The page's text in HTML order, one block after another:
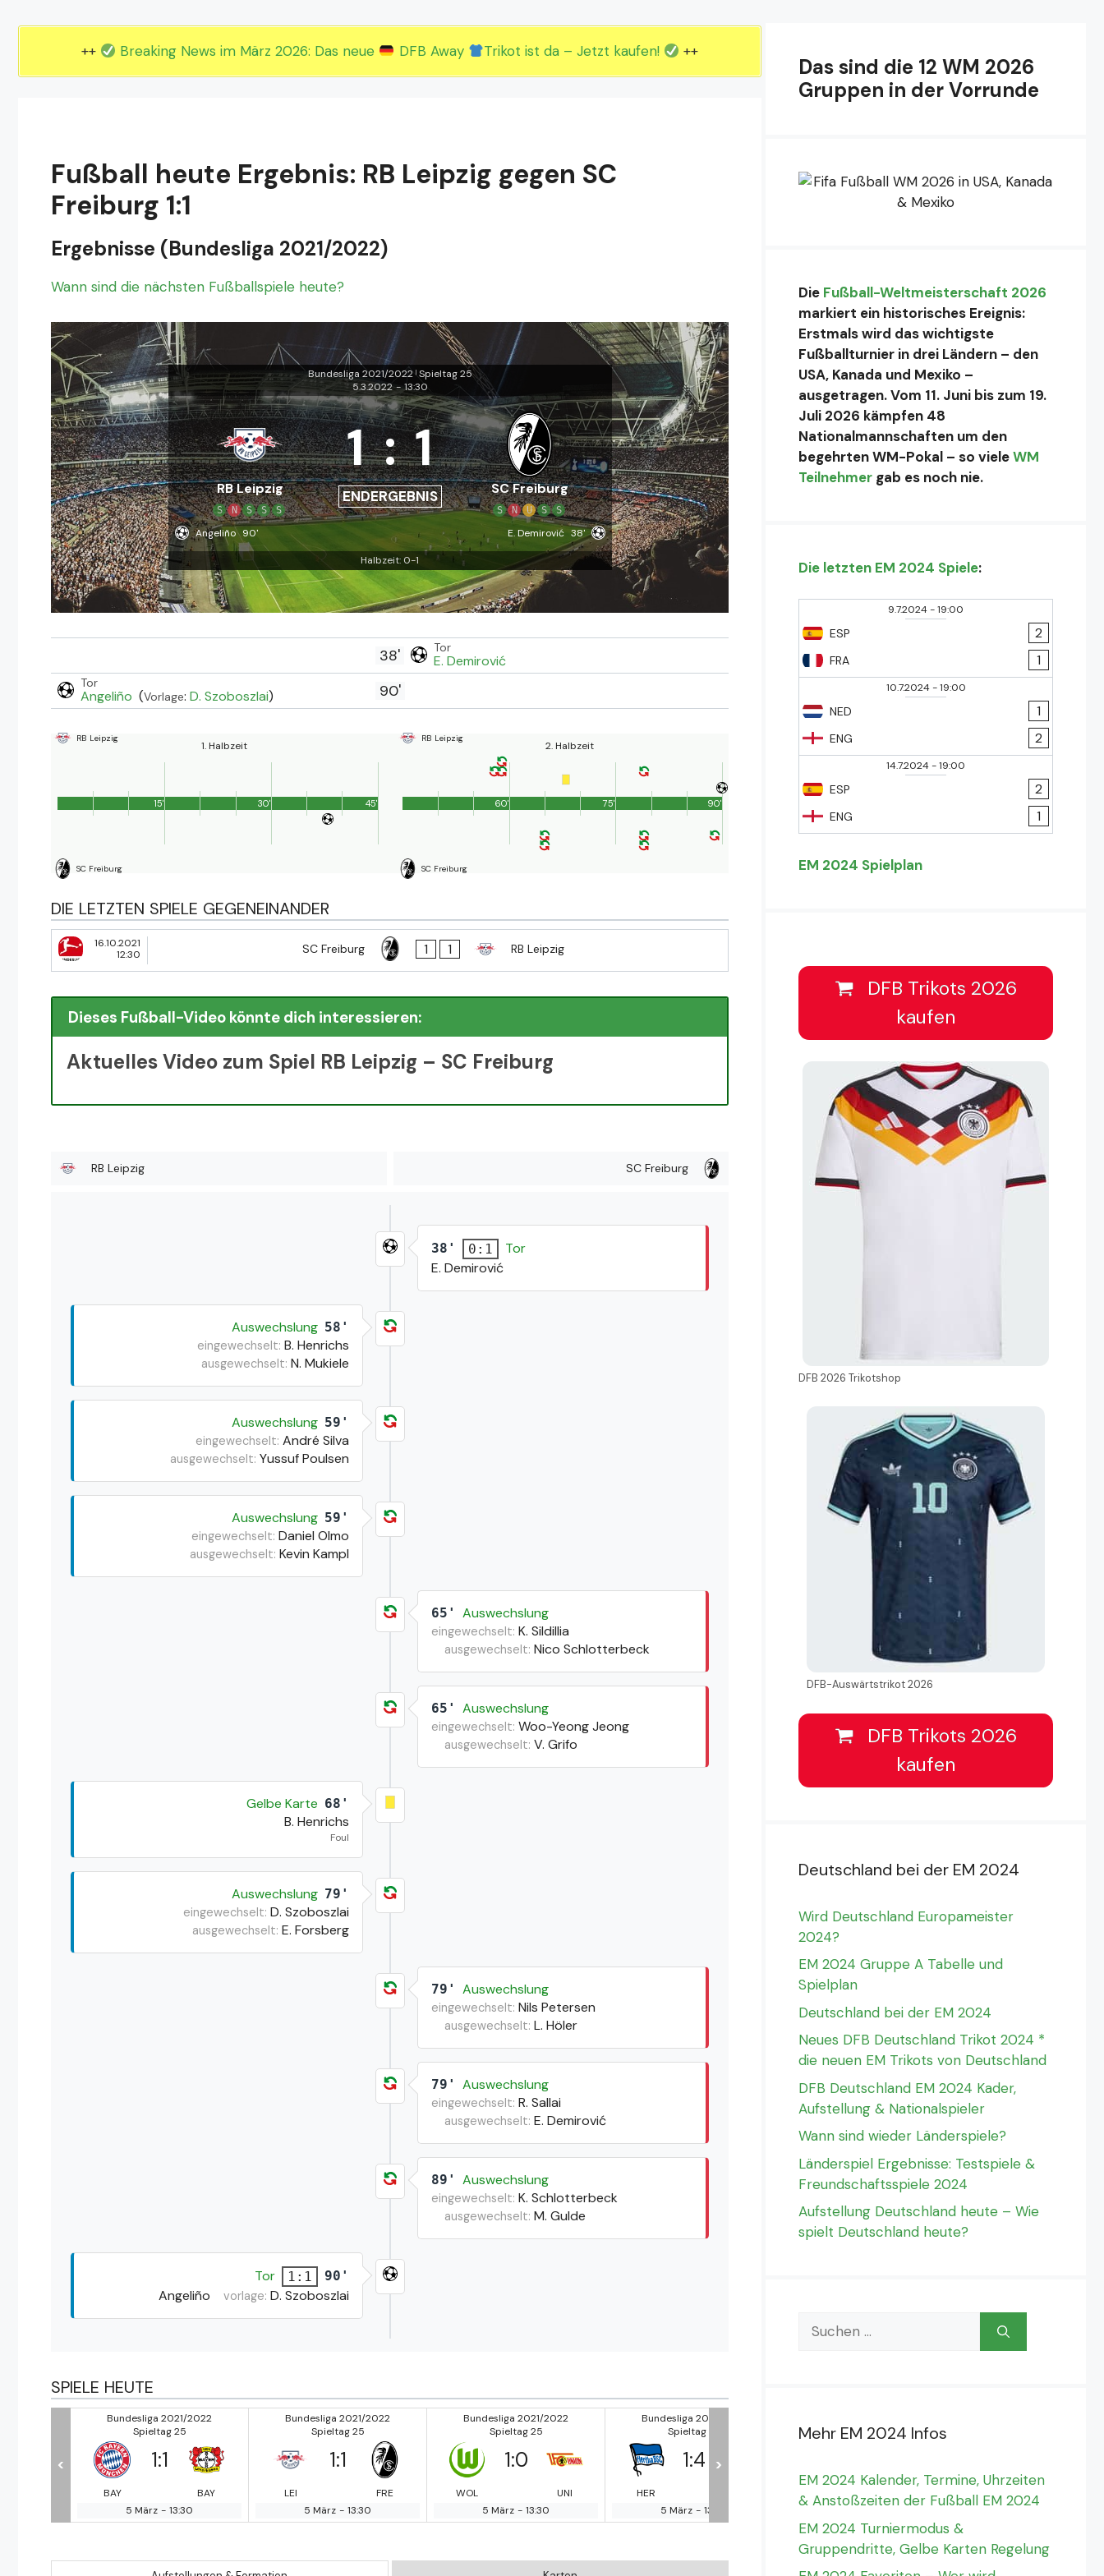
++ Breaking News im März 2026: Das neue DFB Away Trikot ist da – Jetzt kaufen! ++
Fußball heute Ergebnis: RB Leipzig gegen SC
Freiburg 1:1
Ergebnisse (Bundesliga 2021/2022)
Wann sind die nächsten Fußballspiele heute?
Bundesliga 2021/2022 | Spieltag 25
5.3.2022 - 13:30
RB Leipzig
S N S S S
1 : 1
ENDERGEBNIS SC Freiburg
S N U S S
Angeliño 90' E. Demirović 38'
Halbzeit: 0-1
38' Tor
E. Demirović
Tor
Angeliño (Vorlage: D. Szoboszlai) 90'
RB Leipzig
1. Halbzeit
SC Freiburg
45'
15' 30'
RB Leipzig
2. Halbzeit
SC Freiburg
90'
60' 75'
DIE LETZTEN SPIELE GEGENEINANDER
16.10.2021
12:30
SC Freiburg 1 1 RB Leipzig
Dieses Fußball-Video könnte dich interessieren:
Aktuelles Video zum Spiel RB Leipzig – SC Freiburg
RB Leipzig SC Freiburg
38' 0:1
Tor
E. Demirović
Auswechslung 58'
eingewechselt: B. Henrichs
ausgewechselt: N. Mukiele
Auswechslung 59'
eingewechselt: André Silva
ausgewechselt: Yussuf Poulsen
Auswechslung 59'
eingewechselt: Daniel Olmo
ausgewechselt: Kevin Kampl
65' Auswechslung
eingewechselt: K. Sildillia
ausgewechselt: Nico Schlotterbeck
65' Auswechslung
eingewechselt: Woo-Yeong Jeong
ausgewechselt: V. Grifo
Gelbe Karte 68'
B. Henrichs
Foul
Auswechslung 79'
eingewechselt: D. Szoboszlai
ausgewechselt: E. Forsberg
79' Auswechslung
eingewechselt: Nils Petersen
ausgewechselt: L. Höler
79' Auswechslung
eingewechselt: R. Sallai
ausgewechselt: E. Demirović
89' Auswechslung
eingewechselt: K. Schlotterbeck
ausgewechselt: M. Gulde
Tor 1:1 90'
Angeliño vorlage: D. Szoboszlai
SPIELE HEUTE
Bundesliga 2021/2022
Spieltag 25
BAY
1:1
BAY
5 März - 13:30
Bundesliga 2021/2022
Spieltag 25
LEI
1:1
FRE
5 März - 13:30
Bundesliga 2021/2022
Spieltag 25
WOL
1:0
UNI
5 März - 13:30
Bundesliga 2021/2022
Spieltag 25
HER
1:4
5 März - 13:30
Spieltag 25
BOC
GRE
5 März - 13:30
STU
5 März
< >
Das sind die 12 WM 2026
Gruppen in der Vorrunde
Die Fußball-Weltmeisterschaft 2026
markiert ein historisches Ereignis:
Erstmals wird das wichtigste
Fußballturnier in drei Ländern – den
USA, Kanada und Mexiko –
ausgetragen. Vom 11. Juni bis zum 19.
Juli 2026 kämpfen 48
Nationalmannschaften um den
begehrten WM-Pokal – so vieleWM
Teilnehmer gab es noch nie.
Die letzten EM 2024 Spiele:
9.7.2024-19:00
ESP
FRA
2
1
10.7.2024-19:00
NED
ENG
1
2
14.7.2024-19:00
ESP
ENG
2
1
EM 2024 Spielplan
DFB Trikots 2026
kaufen
DFB 2026 Trikotshop
DFB-Auswärtstrikot 2026
DFB Trikots 2026
kaufen
Deutschland bei der EM 2024
Wird Deutschland Europameister
2024?
EM 2024 Gruppe A Tabelle und
Spielplan
Deutschland bei der EM 2024
Neues DFB Deutschland Trikot 2024 *
die neuen EM Trikots von Deutschland
DFB Deutschland EM 2024 Kader,
Aufstellung & Nationalspieler
Wann sind wieder Länderspiele?
Länderspiel Ergebnisse: Testspiele &
Freundschaftsspiele 2024
Aufstellung Deutschland heute – Wie
spielt Deutschland heute?
Suchen
nach:
Mehr EM 2024 Infos
EM 2024 Kalender, Termine, Uhrzeiten
& Anstoßzeiten der Fußball EM 2024
EM 2024 Turniermodus &
Gruppendritte, Gelbe Karten Regelung